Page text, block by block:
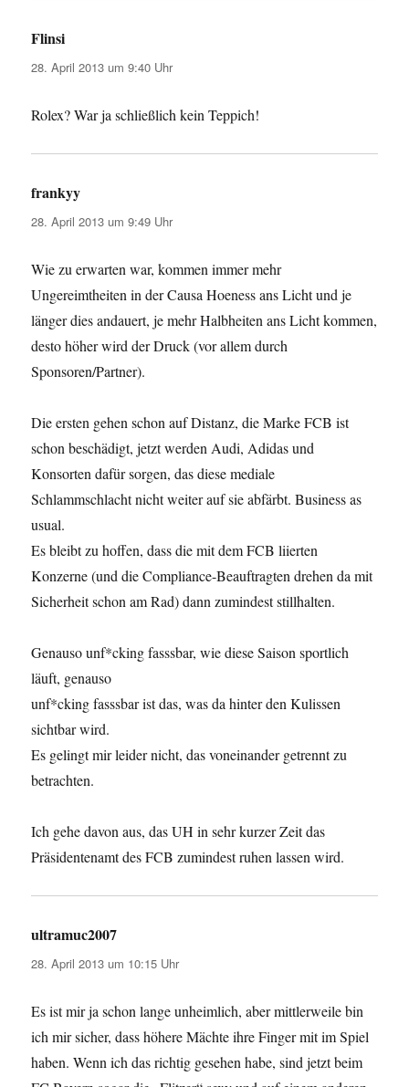
Flinsi
28. April 2013 um 9:40 Uhr
Rolex? War ja schließlich kein Teppich!
frankyy
28. April 2013 um 9:49 Uhr
Wie zu erwarten war, kommen immer mehr
Ungereimtheiten in der Causa Hoeness ans Licht und je
länger dies andauert, je mehr Halbheiten ans Licht kommen,
desto höher wird der Druck (vor allem durch
Sponsoren/Partner).
Die ersten gehen schon auf Distanz, die Marke FCB ist
schon beschädigt, jetzt werden Audi, Adidas und
Konsorten dafür sorgen, das diese mediale
Schlammschlacht nicht weiter auf sie abfärbt. Business as
usual.
Es bleibt zu hoffen, dass die mit dem FCB liierten
Konzerne (und die Compliance-Beauftragten drehen da mit
Sicherheit schon am Rad) dann zumindest stillhalten.
Genauso unf*cking fasssbar, wie diese Saison sportlich
läuft, genauso
unf*cking fasssbar ist das, was da hinter den Kulissen
sichtbar wird.
Es gelingt mir leider nicht, das voneinander getrennt zu
betrachten.
Ich gehe davon aus, das UH in sehr kurzer Zeit das
Präsidentenamt des FCB zumindest ruhen lassen wird.
ultramuc2007
28. April 2013 um 10:15 Uhr
Es ist mir ja schon lange unheimlich, aber mittlerweile bin
ich mir sicher, dass höhere Mächte ihre Finger mit im Spiel
haben. Wenn ich das richtig gesehen habe, sind jetzt beim